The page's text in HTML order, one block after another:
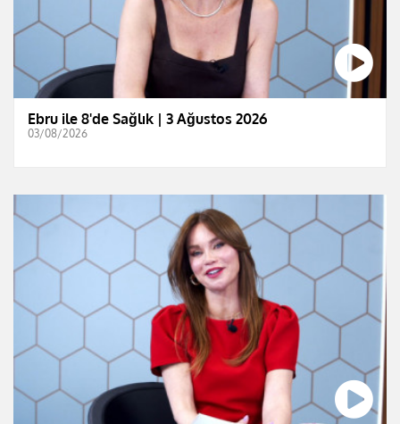
Ebru ile 8'de Sağlık | 3 Ağustos 2026
03/08/2026